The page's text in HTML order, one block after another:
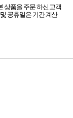
상품을 주문 하신 고객
공휴일은 기간 계산